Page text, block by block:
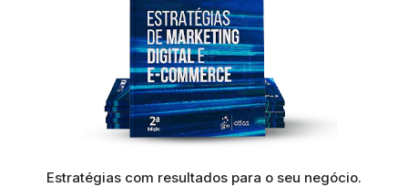
Estratégias com resultados para o seu negócio.